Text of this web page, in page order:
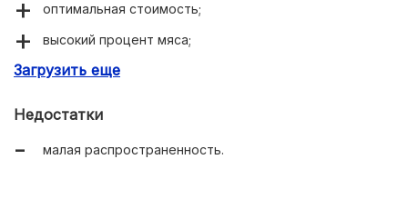
оптимальная стоимость;
высокий процент мяса;
нормализация микрофлоры кишечника;
Загрузить еще
Недостатки
малая распространенность.